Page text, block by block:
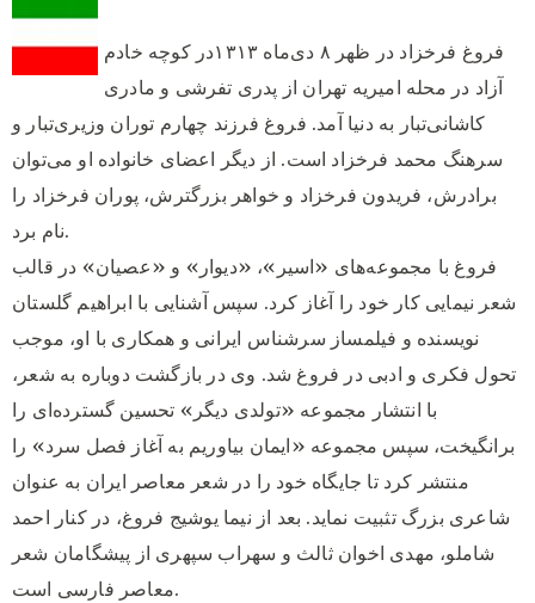
فروغ فرخزاد در ظهر ۸ دی‌ماه ١٣١٣در کوچه خادم
آزاد در محله امیریه تهران از پدری تفرشی و مادری
کاشانی‌تبار به دنیا آمد. فروغ فرزند چهارم توران وزیری‌تبار و
سرهنگ محمد فرخزاد است. از دیگر اعضای خانواده او می‌توان
برادرش، فریدون فرخزاد و خواهر بزرگترش، پوران فرخزاد را
نام برد.
فروغ با مجموعه‌های «اسیر»، «دیوار» و «عصیان» در قالب
شعر نیمایی کار خود را آغاز کرد. سپس آشنایی با ابراهیم گلستان
نویسنده و فیلمساز سرشناس ایرانی و همکاری با او، موجب
تحول فکری و ادبی در فروغ شد. وی در بازگشت دوباره به شعر،
با انتشار مجموعه «تولدی دیگر» تحسین گسترده‌ای را
برانگیخت، سپس مجموعه «ایمان بیاوریم به آغاز فصل سرد» را
منتشر کرد تا جایگاه خود را در شعر معاصر ایران به عنوان
شاعری بزرگ تثبیت نماید. بعد از نیما یوشیج فروغ، در کنار احمد
شاملو، مهدی اخوان ثالث و سهراب سپهری از پیشگامان شعر
معاصر فارسی است.